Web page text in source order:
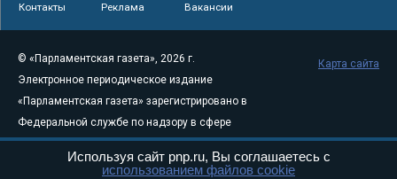
Контакты Реклама Вакансии
© «Парламентская газета», 2026 г.
Электронное периодическое издание
«Парламентская газета» зарегистрировано в
Федеральной службе по надзору в сфере
связи, информационных технологий и
массовых коммуникаций (Роскомнадзор) 05
Карта сайта
Используя сайт pnp.ru, Вы соглашаетесь с
использованием файлов cookie